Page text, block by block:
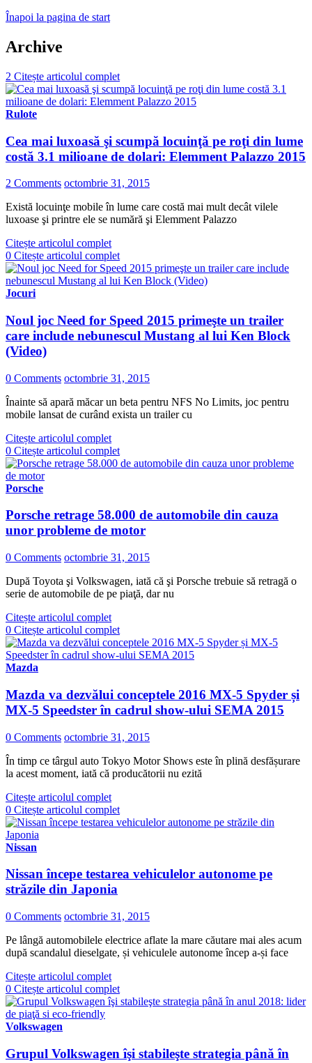
Înapoi la pagina de start
Archive
2 Citește articolul complet
Rulote
Cea mai luxoasă şi scumpă locuinţă pe roţi din lume
costă 3.1 milioane de dolari: Elemment Palazzo 2015
2 Comments octombrie 31, 2015
Există locuinţe mobile în lume care costă mai mult decât vilele
luxoase şi printre ele se numără şi Elemment Palazzo
Citește articolul complet
0 Citește articolul complet
Jocuri
Noul joc Need for Speed 2015 primeşte un trailer
care include nebunescul Mustang al lui Ken Block
(Video)
0 Comments octombrie 31, 2015
Înainte să apară măcar un beta pentru NFS No Limits, joc pentru
mobile lansat de curând exista un trailer cu
Citește articolul complet
0 Citește articolul complet
Porsche
Porsche retrage 58.000 de automobile din cauza
unor probleme de motor
0 Comments octombrie 31, 2015
După Toyota şi Volkswagen, iată că şi Porsche trebuie să retragă o
serie de automobile de pe piaţă, dar nu
Citește articolul complet
0 Citește articolul complet
Mazda
Mazda va dezvălui conceptele 2016 MX-5 Spyder și
MX-5 Speedster în cadrul show-ului SEMA 2015
0 Comments octombrie 31, 2015
În timp ce târgul auto Tokyo Motor Shows este în plină desfășurare
la acest moment, iată că producătorii nu ezită
Citește articolul complet
0 Citește articolul complet
Nissan
Nissan începe testarea vehiculelor autonome pe
străzile din Japonia
0 Comments octombrie 31, 2015
Pe lângă automobilele electrice aflate la mare căutare mai ales acum
după scandalul dieselgate, și vehiculele autonome încep a-și face
Citește articolul complet
0 Citește articolul complet
Volkswagen
Grupul Volkswagen îşi stabileşte strategia până în